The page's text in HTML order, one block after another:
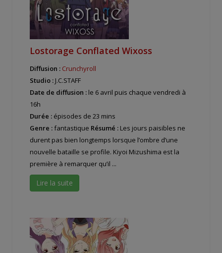
Lostorage Conflated Wixoss
Diffusion : Crunchyroll
Studio : J.C.STAFF
Date de diffusion : le 6 avril puis chaque vendredi à
16h
Durée : épisodes de 23 mins
Genre :fantastique Résumé : Les jours paisibles ne
durent pas bien longtemps lorsque l’ombre d’une
nouvelle bataille se profile. Kiyoi Mizushima est la
première à remarquer qu’il ...
Lire la suite